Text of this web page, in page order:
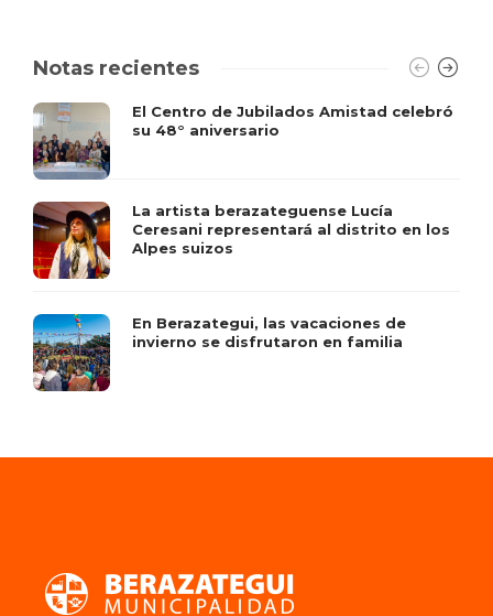
Notas recientes
El Centro de Jubilados Amistad celebró
su 48° aniversario
La artista berazateguense Lucía
Ceresani representará al distrito en los
Alpes suizos
En Berazategui, las vacaciones de
invierno se disfrutaron en familia